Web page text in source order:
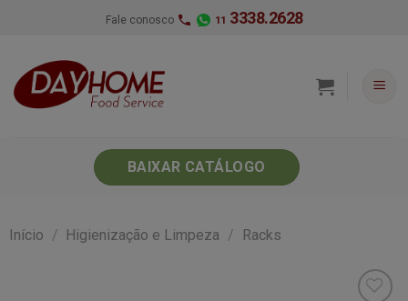
Fale conosco 11 3338.2628
BAIXAR CATÁLOGO
Início / Higienização e Limpeza / Racks